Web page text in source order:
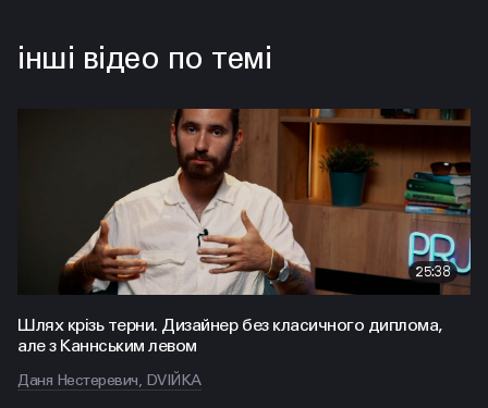
інші відео по темі
25:38
Шлях крізь терни. Дизайнер без класичного диплома,
але з Каннським левом
Даня Нестеревич, DVIЙKA